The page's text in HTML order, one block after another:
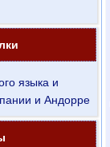
языка и
и Андорре